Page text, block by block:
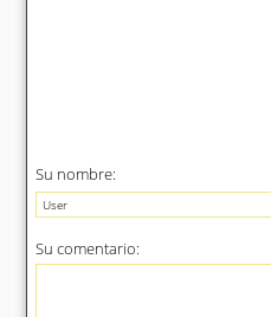
Su nombre:
Su comentario: